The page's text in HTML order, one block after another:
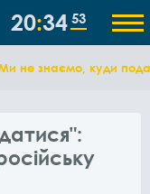
20 34 53
не знаємо, куди